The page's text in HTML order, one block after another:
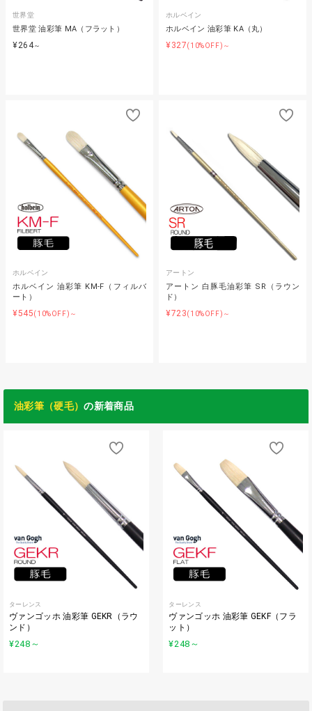
世界堂
世界堂 油彩筆 MA（フラット）
¥264～
ホルベイン
ホルベイン 油彩筆 KA（丸）
¥327(10%OFF)～
ホルベイン
ホルベイン 油彩筆 KM-F（フィルバ
ート）
¥545(10%OFF)～
アートン
アートン 白豚毛油彩筆 SR（ラウン
ド）
¥723(10%OFF)～
油彩筆（硬毛）の新着商品
ターレンス
ヴァンゴッホ 油彩筆 GEKR（ラウ
ンド）
¥248 ～
ターレンス
ヴァンゴッホ 油彩筆 GEKF（フラ
ット）
¥248 ～